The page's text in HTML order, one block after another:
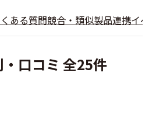
ある質問競合・類似製品連携イ
口コミ 全25件